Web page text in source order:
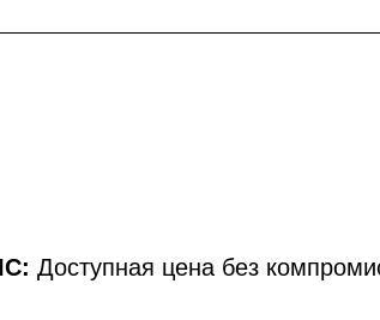
Доступная цена без